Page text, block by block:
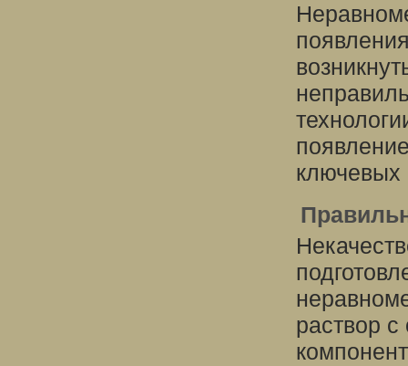
ключевых
раствор